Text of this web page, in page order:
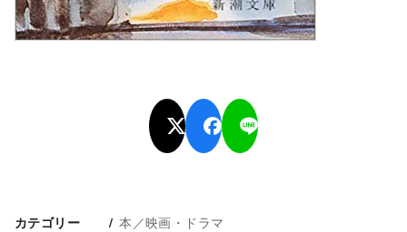
カテゴリー 本／映画・ドラマ